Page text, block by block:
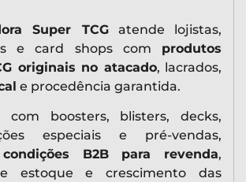
Super TCGatende lojistas,
e card shops com produtos
originais no atacado, lacrados,
e procedência garantida.
com boosters, blisters, decks,
especiais e pré-vendas,
condições B2B para revenda,
estoque e crescimento das